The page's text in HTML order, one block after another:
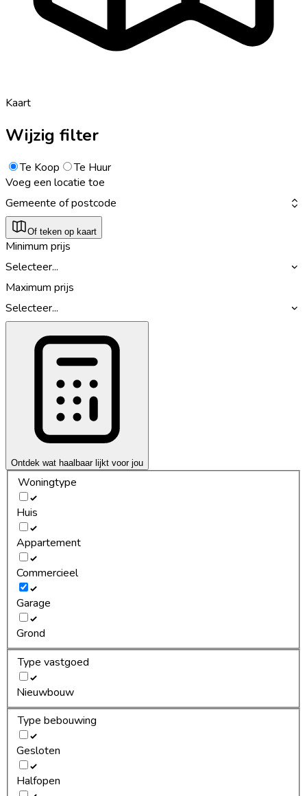
Kaart
Wijzig filter
Te Koop
Te Huur
Voeg een locatie toe
Gemeente of postcode
Of teken op kaart
Minimum prijs
Selecteer...
Maximum prijs
Selecteer...
Ontdek wat haalbaar lijkt voor jou
Woningtype
Huis
Appartement
Commercieel
Garage
Grond
Type vastgoed
Nieuwbouw
Type bebouwing
Gesloten
Halfopen